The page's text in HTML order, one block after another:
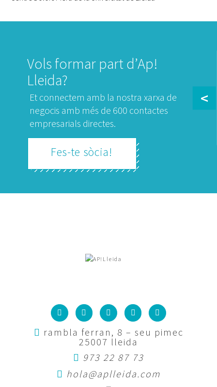
Vols formar part d’Ap!
Lleida?
Et connectem amb la nostra xarxa de
negocis amb més de 600 contactes
empresarials directes.
Fes-te sòcia!
rambla ferran, 8 – seu pimec
25007 lleida
973 22 87 73
hola@aplleida.com
<